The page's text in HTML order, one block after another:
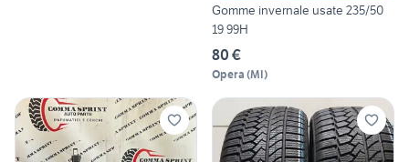
Gomme invernale usate 235/50
19 99H
80 €
Opera (MI)